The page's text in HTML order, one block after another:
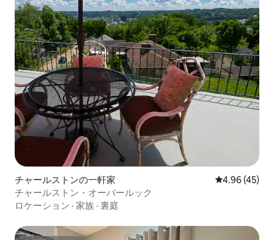
チャールストンの一軒家 レビュー45
4.96 (45)
チャールストン・オーバールック
ロケーション · 家族 · 裏庭